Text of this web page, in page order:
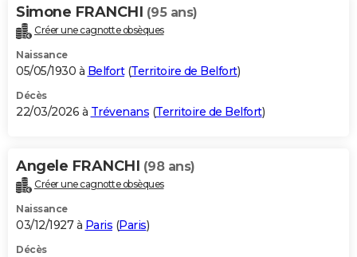
Simone FRANCHI (95 ans)
Créer une cagnotte obsèques
Naissance
05/05/1930 à Belfort(Territoire de Belfort)
Décès
22/03/2026 à Trévenans (Territoire de Belfort)
Angele FRANCHI (98 ans)
Créer une cagnotte obsèques
Naissance
03/12/1927 à Paris (Paris)
Décès